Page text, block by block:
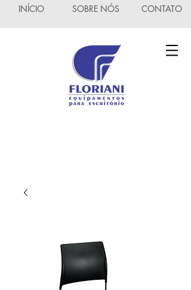
CONTATO
SOBRE NÓS
INÍCIO